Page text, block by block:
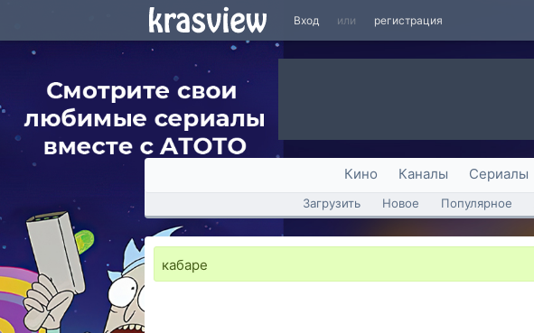
Вход или регистрация
Кино Каналы Сериалы
Загрузить Новое Популярное
кабаре